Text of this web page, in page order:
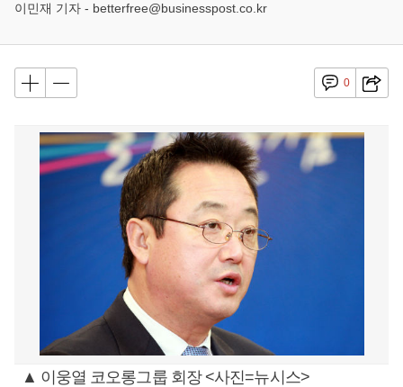
이민재 기자 - betterfree@businesspost.co.kr
0
▲ 이웅열 코오롱그룹 회장 <사진=뉴시스>